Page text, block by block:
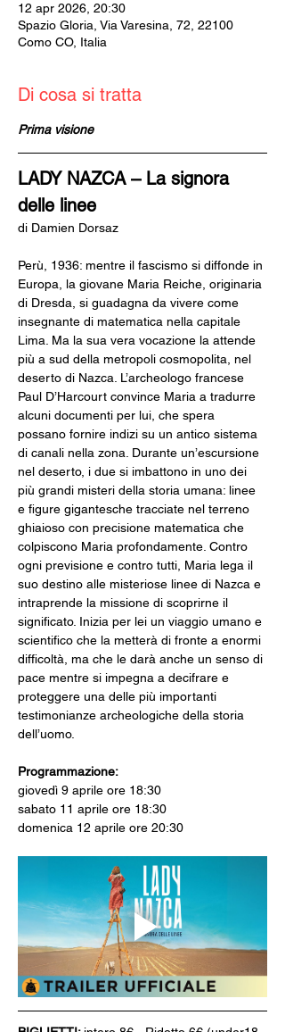
12 apr 2026, 20:30
Spazio Gloria, Via Varesina, 72, 22100
Como CO, Italia
Di cosa si tratta
Prima visione
LADY NAZCA – La signora
delle linee
di Damien Dorsaz
Perù, 1936: mentre il fascismo si diffonde in
Europa, la giovane Maria Reiche, originaria
di Dresda, si guadagna da vivere come
insegnante di matematica nella capitale
Lima. Ma la sua vera vocazione la attende
più a sud della metropoli cosmopolita, nel
deserto di Nazca. L’archeologo francese
Paul D’Harcourt convince Maria a tradurre
alcuni documenti per lui, che spera
possano fornire indizi su un antico sistema
di canali nella zona. Durante un’escursione
nel deserto, i due si imbattono in uno dei
più grandi misteri della storia umana: linee
e figure gigantesche tracciate nel terreno
ghiaioso con precisione matematica che
colpiscono Maria profondamente. Contro
ogni previsione e contro tutti, Maria lega il
suo destino alle misteriose linee di Nazca e
intraprende la missione di scoprirne il
significato. Inizia per lei un viaggio umano e
scientifico che la metterà di fronte a enormi
difficoltà, ma che le darà anche un senso di
pace mentre si impegna a decifrare e
proteggere una delle più importanti
testimonianze archeologiche della storia
dell’uomo.
Programmazione:
giovedì 9 aprile ore 18:30
sabato 11 aprile ore 18:30
domenica 12 aprile ore 20:30